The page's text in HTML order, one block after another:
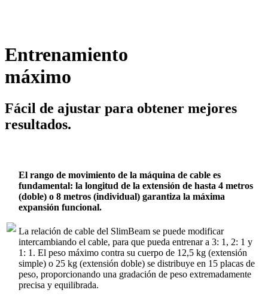
Entrenamiento
máximo
Fácil de ajustar para obtener mejores
resultados.
El rango de movimiento de la máquina de cable es
fundamental: la longitud de la extensión de hasta 4 metros
(doble) o 8 metros (individual) garantiza la máxima
expansión funcional.
La relación de cable del SlimBeam se puede modificar
intercambiando el cable, para que pueda entrenar a 3: 1, 2: 1 y
1: 1. El peso máximo contra su cuerpo de 12,5 kg (extensión
simple) o 25 kg (extensión doble) se distribuye en 15 placas de
peso, proporcionando una gradación de peso extremadamente
precisa y equilibrada.